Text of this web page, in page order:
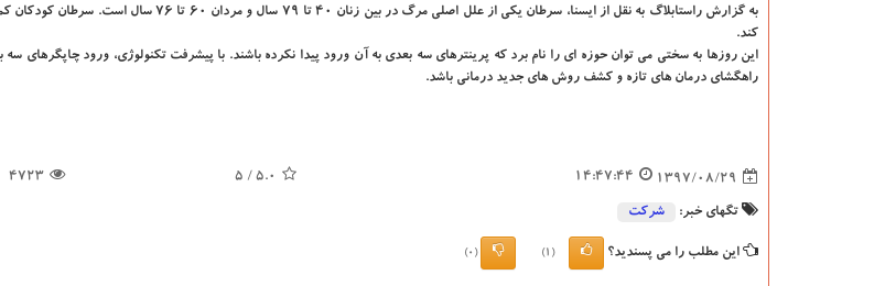
كند.
این روزها به سختی می توان حوزه ای را نام برد كه پرینترهای سه بعدی به آن ورود پیدا نكرده باشند. با پیشرفت تكنولوژی، ورود چاپگرهای
راهگشای درمان های تازه و كشف روش های جدید درمانی باشد.
1397/08/29
14:47:44
5.0
/ 5
4723
تگهای خبر: شركت
این مطلب را می پسندید؟ (1)
(0)